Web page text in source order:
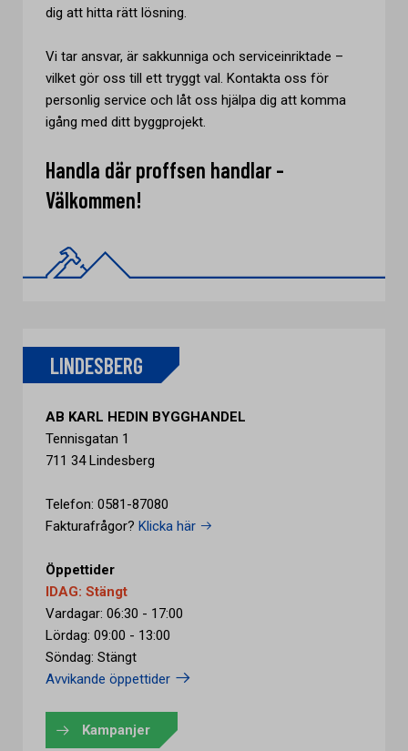
dig att hitta rätt lösning.
Vi tar ansvar, är sakkunniga och serviceinriktade –
vilket gör oss till ett tryggt val. Kontakta oss för
personlig service och låt oss hjälpa dig att komma
igång med ditt byggprojekt.
Handla där proffsen handlar -
Välkommen!
LINDESBERG
AB KARL HEDIN BYGGHANDEL
Tennisgatan 1
711 34 Lindesberg
Telefon: 0581-87080
Fakturafrågor? Klicka här
Öppettider
IDAG: Stängt
Vardagar: 06:30 - 17:00
Lördag: 09:00 - 13:00
Söndag: Stängt
Avvikande öppettider
Kampanjer